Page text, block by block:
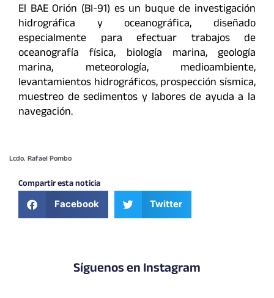
El BAE Orión (BI-91) es un buque de investigación
hidrográfica y oceanográfica, diseñado
especialmente para efectuar trabajos de
oceanografía física, biología marina, geología
marina, meteorología, medioambiente,
levantamientos hidrográficos, prospección sísmica,
muestreo de sedimentos y labores de ayuda a la
navegación.
Lcdo. Rafael Pombo
Compartir esta noticia
Facebook Twitter
Síguenos en Instagram